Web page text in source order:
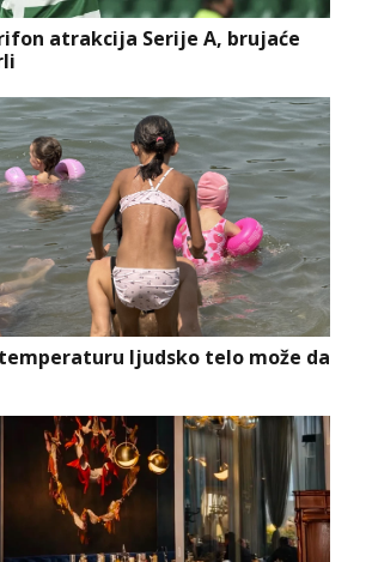
atrakcija Serije A, brujaće
ljudsko telo može da